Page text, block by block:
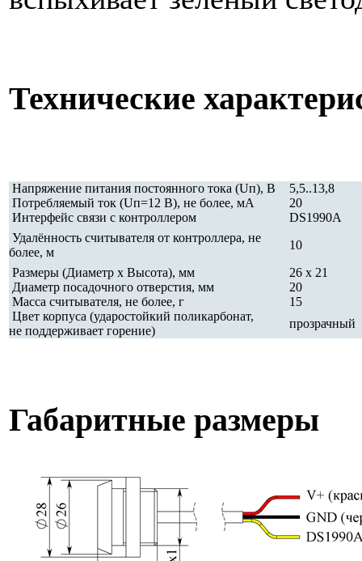
Технические
Напряжение питания постоянного тока (Uп), В
5,5..13,8
Потребляемый ток (Uп=12 В), не более, мА
20
Интерфейс связи с контроллером
DS1990A
Удалённость считывателя от контроллера, не
более, м
10
Размеры (Диаметр х Высота), мм
26 х 21
Диаметр посадочного отверстия, мм
20
Масса считывателя, не более, г
15
Цвет корпуса (ударостойкий поликарбонат,
не поддерживает горение)
прозрачный
Габаритные размеры